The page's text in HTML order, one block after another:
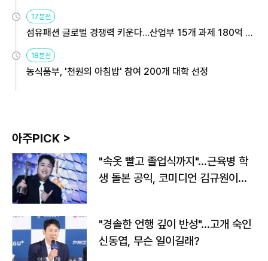
17분전
섬유패션 글로벌 경쟁력 키운다…산업부 15개 과제 180억 지
18분전
농식품부, '천원의 아침밥' 참여 200개 대학 선정
아주PICK >
"속옷 빨고 졸업식까지"…근육병 학
생 돌본 공익, 코미디언 김규원이었
"경솔한 언행 깊이 반성"…고개 숙인
신동엽, 무슨 일이길래?